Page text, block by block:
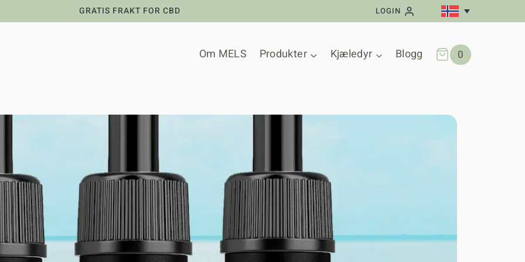
GRATIS FRAKT FOR CBD LOGIN
Om MELS Produkter Kjæledyr Blogg 0